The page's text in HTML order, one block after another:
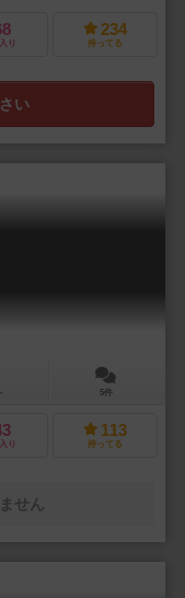
り
234
持ってる
い
5件
り
113
持ってる
せん